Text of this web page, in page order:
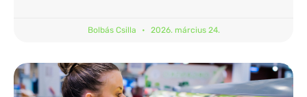
Bolbás Csilla 2026. március 24.